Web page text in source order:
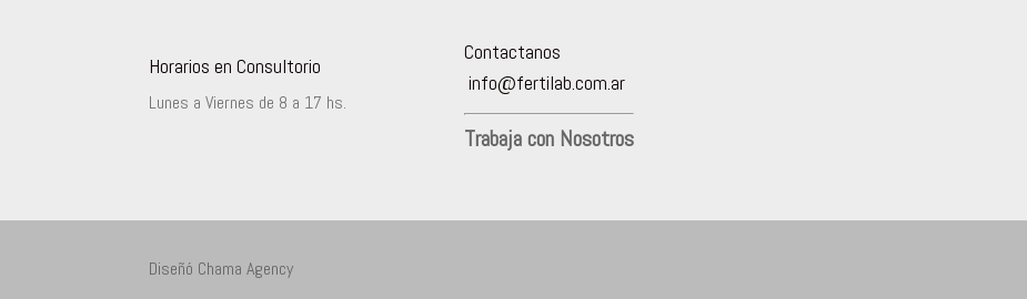
Horarios en Consultorio
Lunes a Viernes de 8 a 17 hs.
Contactanos
info@fertilab.com.ar
Trabaja con Nosotros
Diseñó Chama Agency